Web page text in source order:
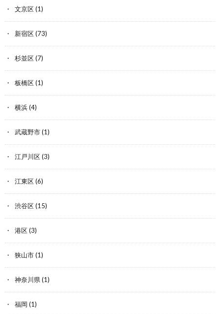
文京区(1)
新宿区(73)
杉並区(7)
板橋区(1)
横浜(4)
武蔵野市(1)
江戸川区(3)
江東区(6)
渋谷区(15)
港区(3)
狭山市(1)
神奈川県(1)
福岡 (1)